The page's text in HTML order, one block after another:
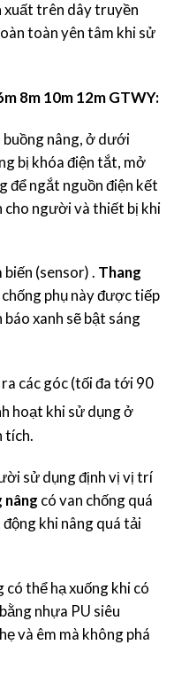
xuất trên dây truyền
toàn yên tâm khi sử
8m 10m 12m GTWY:
buồng nâng, ở dưới
bị khóa điện tắt, mở
để ngắt nguồn điện kết
cho người và thiết bị khi
biến (sensor) . Thang
phụ này được tiếp
xanh sẽ bật sáng
các góc (tối đa tới 90
hoạt khi sử dụng ở
tích.
sử dụng định vị vị trí
nâng có van chống quá
khi nâng quá tải
có thể hạ xuống khi có
nhựa PU siêu
và êm mà không phá